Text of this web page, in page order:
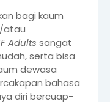
bagi kaum
atau
Adults sangat
serta bisa
dewasa
bahasa
diri bercuap-